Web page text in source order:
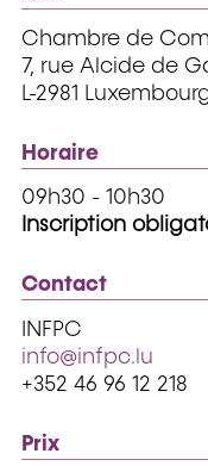
Chambre de
7, rue Alcide de
L-2981
Horaire
09h30 - 10h30
Inscription
Contact
INFPC
info@infpc.lu
+352 46 96 12 218
Prix